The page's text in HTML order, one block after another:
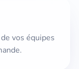
de vos équipes